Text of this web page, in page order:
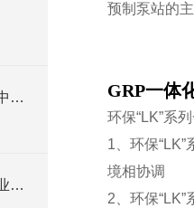
一体化预制泵站在水处理行业中的应用
污水提升一体化泵站为环保事业做出了哪些贡献？
预制泵站的
GRP一体
环保“LK”系
1、环保
境相协调
2、环保